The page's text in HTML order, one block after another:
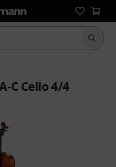
Suche
C Cello 4/4